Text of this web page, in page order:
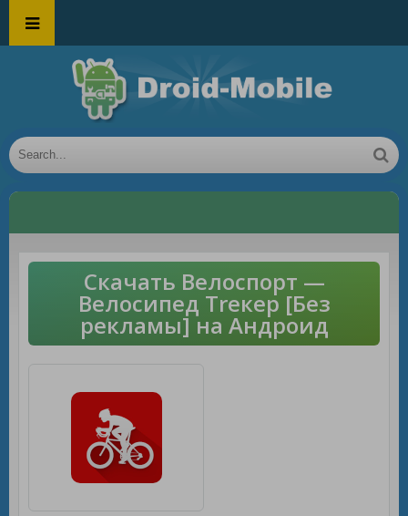
Скачать Велоспорт —
Велосипед Trекер [Без
рекламы] на Андроид